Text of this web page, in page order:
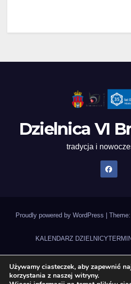
Dzielnica VI
tradycja i
Proudly powered by WordPress
KALENDARZ DZIELNICY
UCHWAŁY RADY DZIELNICYNAGRANIA
ZADANIA DZIELNICY 2026
Używamy ciasteczek, aby zapewnić
korzystania z naszej witryny.